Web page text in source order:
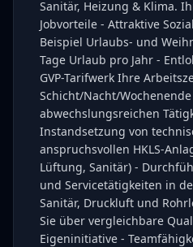
Sanitär, Heizung & Klima.
Jobvorteile - Attraktive
Beispiel Urlaubs- und
Tage Urlaub pro Jahr -
GVP-Tarifwerk Ihre
Schicht/Nacht/
abwechslungsreichen
Instandsetzung von
anspruchsvollen HKLS-
Lüftung, Sanitär) -
und Servicetätigkeiten in
Sanitär, Druckluft und
Sie über vergleichbare
Eigeninitiative -